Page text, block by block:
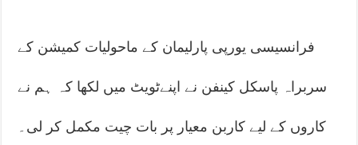
فرانسیسی یورپی پارلیمان کے ماحولیات کمیشن کے
سربراہ پاسکل کینفن نے اپنےٹویٹ میں لکھا کہ ہم نے
کاروں کے لیے کاربن معیار پر بات چیت مکمل کر لی۔